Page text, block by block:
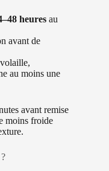
heures au
avant de
au moins une
avant remise
moins froide